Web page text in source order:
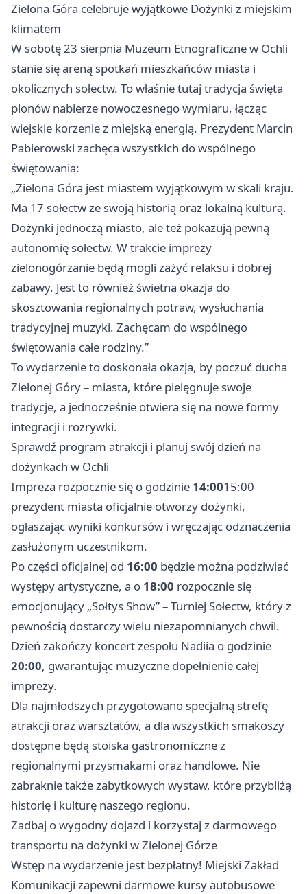
Zielona Góra celebruje wyjątkowe Dożynki z miejskim
klimatem
W sobotę 23 sierpnia Muzeum Etnograficzne w Ochli
stanie się areną spotkań mieszkańców miasta i
okolicznych sołectw. To właśnie tutaj tradycja święta
plonów nabierze nowoczesnego wymiaru, łącząc
wiejskie korzenie z miejską energią. Prezydent Marcin
Pabierowski zachęca wszystkich do wspólnego
świętowania:
„Zielona Góra jest miastem wyjątkowym w skali kraju.
Ma 17 sołectw ze swoją historią oraz lokalną kulturą.
Dożynki jednoczą miasto, ale też pokazują pewną
autonomię sołectw. W trakcie imprezy
zielonogórzanie będą mogli zażyć relaksu i dobrej
zabawy. Jest to również świetna okazja do
skosztowania regionalnych potraw, wysłuchania
tradycyjnej muzyki. Zachęcam do wspólnego
świętowania całe rodziny.”
To wydarzenie to doskonała okazja, by poczuć ducha
Zielonej Góry – miasta, które pielęgnuje swoje
tradycje, a jednocześnie otwiera się na nowe formy
integracji i rozrywki.
Sprawdź program atrakcji i planuj swój dzień na
dożynkach w Ochli
Impreza rozpocznie się o godzinie 14:0015:00
prezydent miasta oficjalnie otworzy dożynki,
ogłaszając wyniki konkursów i wręczając odznaczenia
zasłużonym uczestnikom.
Po części oficjalnej od 16:00 będzie można podziwiać
występy artystyczne, a o 18:00 rozpocznie się
emocjonujący „Sołtys Show” – Turniej Sołectw, który z
pewnością dostarczy wielu niezapomnianych chwil.
Dzień zakończy koncert zespołu Nadiia o godzinie
20:00, gwarantując muzyczne dopełnienie całej
imprezy.
Dla najmłodszych przygotowano specjalną strefę
atrakcji oraz warsztatów, a dla wszystkich smakoszy
dostępne będą stoiska gastronomiczne z
regionalnymi przysmakami oraz handlowe. Nie
zabraknie także zabytkowych wystaw, które przybliżą
historię i kulturę naszego regionu.
Zadbaj o wygodny dojazd i korzystaj z darmowego
transportu na dożynki w Zielonej Górze
Wstęp na wydarzenie jest bezpłatny! Miejski Zakład
Komunikacji zapewni darmowe kursy autobusowe